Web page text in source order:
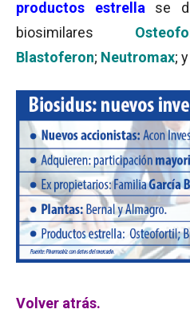
productos estrella se
biosimilares
Blastoferon; Neutromax; y
Volver atrás.